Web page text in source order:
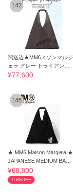
142
関送込★MM6メゾンマルジ
ェラ グレー トライアング
ルトート
¥77,600
145
★ MM6 Maison Margiela ★
JAPANESE MEDIUM BAG
トートバッグ
¥68,800
15%OFF